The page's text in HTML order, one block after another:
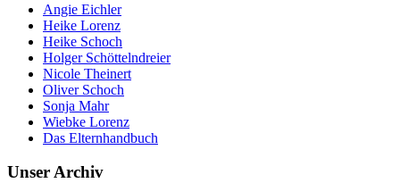
Angie Eichler
Heike Lorenz
Heike Schoch
Holger Schöttelndreier
Nicole Theinert
Oliver Schoch
Sonja Mahr
Wiebke Lorenz
Das Elternhandbuch
Unser Archiv